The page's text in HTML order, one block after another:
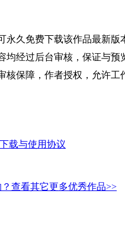
永久免费下载该作品最新版
均经过后台审核，保证与预
核保障，作者授权，允许工
载与使用协议
查看其它更多优秀作品>>